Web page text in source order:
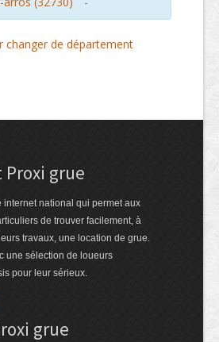
changer de département
grue
internet national qui permet aux
de trouver facilement, à
travaux, une location de grue.
une sélection de loueurs
pour leur sérieux.
grue